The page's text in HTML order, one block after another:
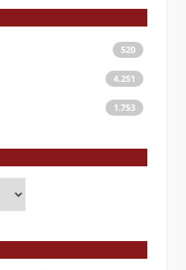
520
4.251
1.753